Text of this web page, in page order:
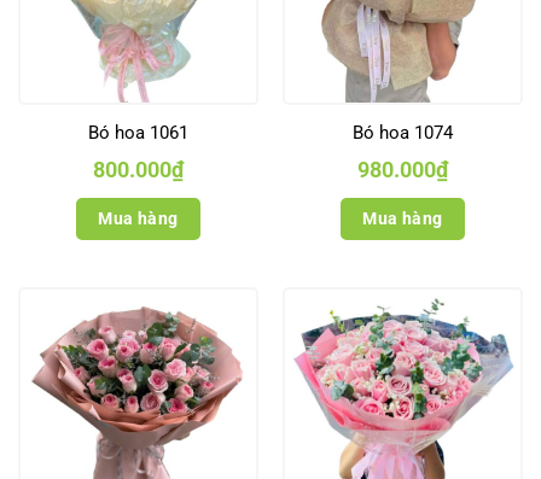
Bó hoa 1061
800.000₫
Mua hàng
Bó hoa 1074
980.000₫
Mua hàng